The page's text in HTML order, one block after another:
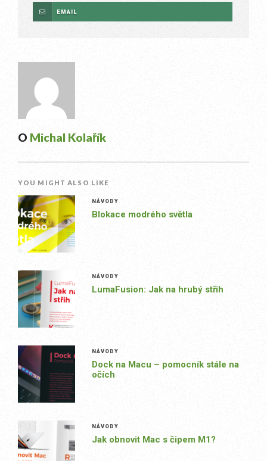
EMAIL
O Michal Kolařík
YOU MIGHT ALSO LIKE
NÁVODY
Blokace modrého světla
NÁVODY
LumaFusion: Jak na hrubý střih
NÁVODY
Dock na Macu – pomocník stále na
očích
NÁVODY
Jak obnovit Mac s čipem M1?